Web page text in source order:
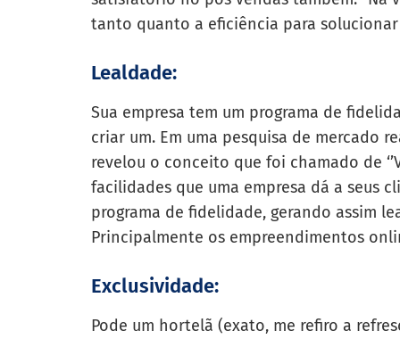
tanto quanto a eficiência para solucionar
Lealdade:
Sua empresa tem um programa de
criar um. Em uma pesquisa de mercado
revelou o conceito que foi chamado de
facilidades que uma empresa dá a seus
programa de fidelidade, gerando assim
Principalmente os empreendimentos
Exclusividade:
Pode um hortelã (exato, me refiro a